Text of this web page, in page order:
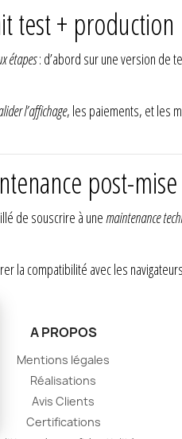
test + production
étapes: d’abord sur une version de
l’affichage, les paiements, et les
post-
de souscrire à unemaintenance
compatibilité avec les
A PROPOS
Mentions légales
Réalisations
Avis Clients
Certifications